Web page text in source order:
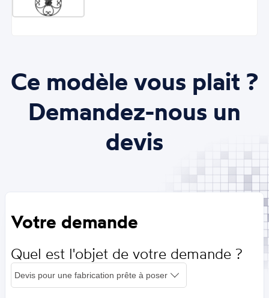
Ce modèle vous plait ?
Demandez-nous un
devis
Votre demande
Quel est l'objet de votre demande ?